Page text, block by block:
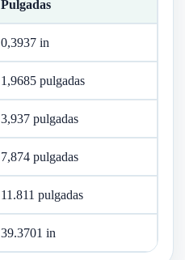
Pulgadas
0,3937 in
1,9685 pulgadas
3,937 pulgadas
7,874 pulgadas
11.811 pulgadas
39.3701 in